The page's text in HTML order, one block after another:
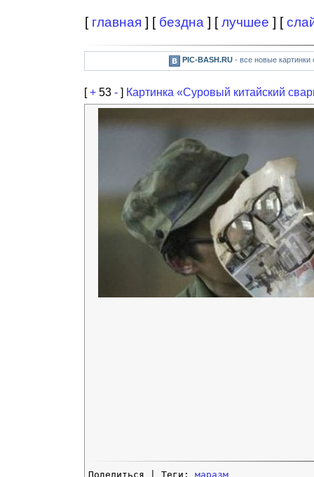
[ главная ] [ бездна ] [лучшее ] [
PIC-BASH.RU- все новые картинки
[+ 53 - ] Картинка «Суровый китайский
Поделиться | Теги: маразм